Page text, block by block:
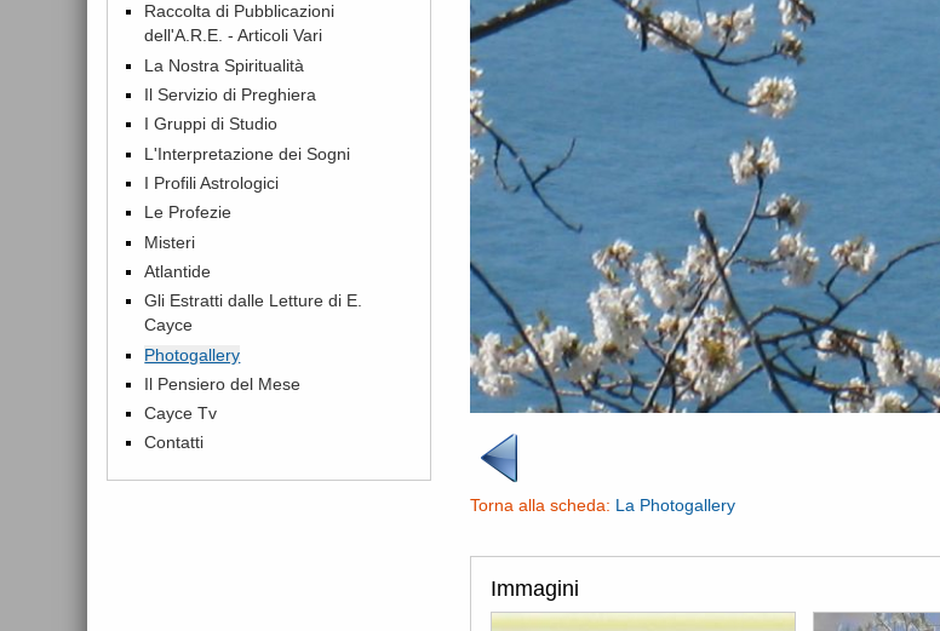
Torna alla scheda: La Photogallery
Immagini
Raccolta di Pubblicazioni
dell'A.R.E. - Articoli Vari
La Nostra Spiritualità
Il Servizio di Preghiera
I Gruppi di Studio
L'Interpretazione dei Sogni
I Profili Astrologici
Le Profezie
Misteri
Atlantide
Gli Estratti dalle Letture di E.
Cayce
Photogallery
Il Pensiero del Mese
Cayce Tv
Contatti